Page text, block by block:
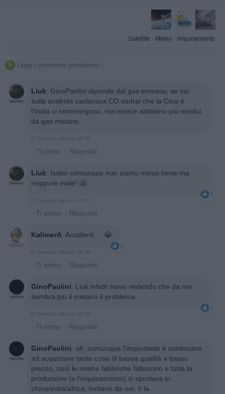
Satellite · Meteo · inquinamento
 Leggi i commenti precedenti...
Liuk: GinoPaolini dipende dal gas emesso, se vai
sulla anidride carbonica CO vedrai che la Cina è
l'India ci sommergono, noi invece abbiamo più residui
da gas metano.
11 Gennaio alle ore 16:36
· Ti stimo · Rispondi
Liuk: Isabo comunque non siamo messi bene ma
neppure male! 🤗
1
11 Gennaio alle ore 16:37
· Ti stimo · Rispondi
KalimerA: Accidenti ... 😭
1
11 Gennaio alle ore 16:38
· Ti stimo · Rispondi
GinoPaolini: Liuk infatti stavo vedendo che da noi
sembra più il metano il problema...
1
11 Gennaio alle ore 16:38
· Ti stimo · Rispondi
GinoPaolini: oh, comunque l'importante è continuare
ad acquistare tante cose di bassa qualità a basso
prezzo, così le nostre fabbriche falliscono e tutta la
produzione (e l'inquinamento) si sposterà in
china/india/africa, lontano da noi. lì la